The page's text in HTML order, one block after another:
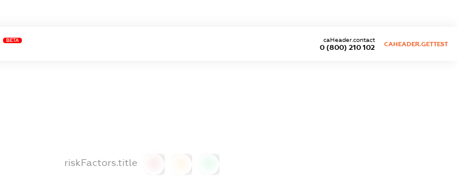
BETA
0 (800) 210 102
caHeader.contact
CAHEADER.GETTEST
riskFactors.title